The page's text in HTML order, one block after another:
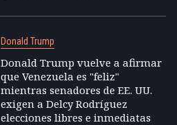
Donald Trump
Donald Trump vuelve a afirmar
que Venezuela es "feliz"
mientras senadores de EE. UU.
exigen a Delcy Rodríguez
elecciones libres e inmediatas